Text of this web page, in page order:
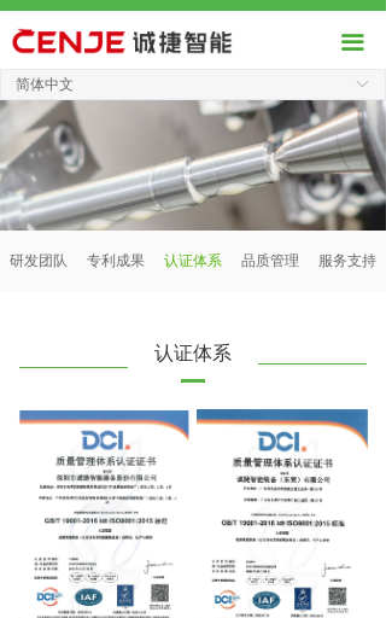
끀
ꀅ
简体中文
认证体系
研发团队 专利成果 认证体系 品质管理 服务支持